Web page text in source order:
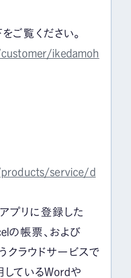
ご覧ください。
ikedamoh
service/d
プリに登録した
の帳票、および
クラウドサービスで
しているWordや